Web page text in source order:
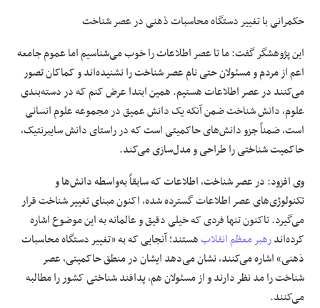
حکمرانی با تغییر دستگاه محاسبات ذهنی در عصر شناخت
این پژوهشگر گفت: ما تا عصر اطلاعات را خوب می‌شناسیم اما عموم جامعه
اعم از مردم و مسئولان حتی نام عصر شناخت را نشنیده‌اند و کماکان تصور
می‌کنند در عصر اطلاعات هستیم. همین ابتدا عرض کنم که در دسته‌بندی
علوم، دانش شناخت ضمن آنکه یک دانش عمیق در مجموعه علوم انسانی
است، ضمناً جزو دانش‌های حاکمیتی است که در راستای دانش سایبرنتیک،
حاکمیت شناختی را طراحی و مدل‌سازی می‌کند.
وی افزود: در عصر شناخت، اطلاعات که سابقاً به‌واسطه دانش‌ها و
تکنولوژی‌های عصر اطلاعات گسترده شده، اکنون مبنای تغییر شناخت قرار
می‌گیرد. تاکنون تنها فردی که خیلی دقیق و عالمانه به این موضوع اشاره
کرده‌اندرهبر معظم انقلابهستند؛ آنجایی که به «تغییر دستگاه محاسبات
ذهنی» اشاره می‌کنند، نشان می‌دهد ایشان در منطق حاکمیتی، عصر
شناخت را مد نظر دارند و از مسئولان هم، پدافند شناختی کشور را مطالبه
می‌کنند.